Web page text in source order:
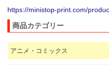
https://ministop-print.com/
商品カテゴリー
アニメ・コミックス